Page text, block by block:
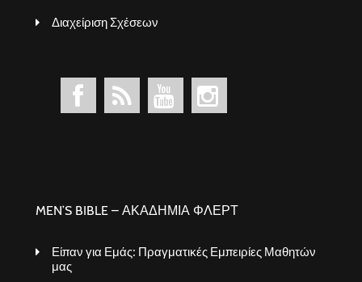
Διαχείριση Σχέσεων
MEN’S BIBLE – ΑΚΑΔΗΜΙΑ ΦΛΕΡΤ
Είπαν για Εμάς: Πραγματικές Εμπειρίες Μαθητών
μας